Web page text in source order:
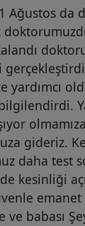
Ağustos
yardımcı
gideriz.
daha test
kesinliği
emanet
babası